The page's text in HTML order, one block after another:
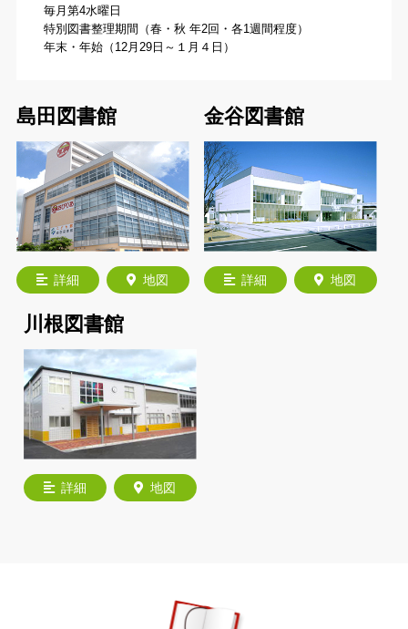
毎月第4水曜日
特別図書整理期間（春・秋 年2回・各1週間程度）
年末・年始（12月29日～１月４日）
詳細 地図
島田図書館
詳細 地図
金谷図書館
詳細 地図
川根図書館